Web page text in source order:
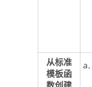
从标准
模板函